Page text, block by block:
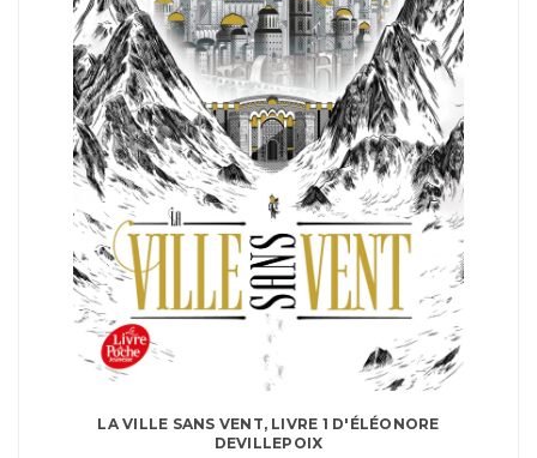
LA VILLE SANS VENT, LIVRE 1 D'ÉLÉONORE
DEVILLEPOIX